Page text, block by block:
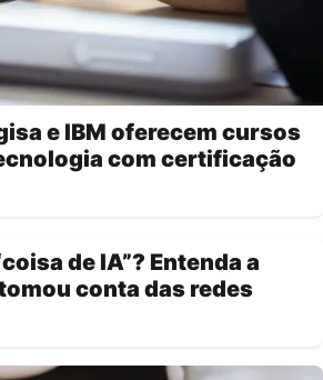
e IBM oferecem cursos
com certificação
de IA”? Entenda a
conta das redes